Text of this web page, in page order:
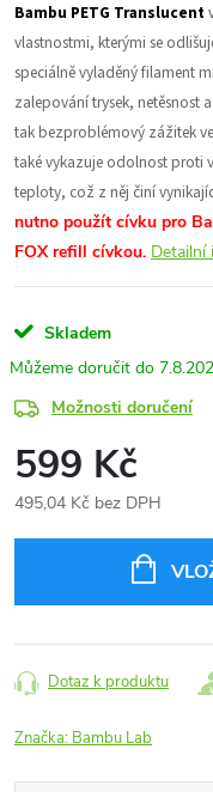
Bambu PETG Translucent
vlastnostmi, kterými se
speciálně vyladěný filament
zalepování trysek, netěsnost
tak bezproblémový zážitek
také vykazuje odolnost proti
teploty, což z něj činí
nutno použít cívku pro
FOX refill cívkou. Detailní
Skladem
Možnosti doručení
599 Kč
495,04 Kč bez DPH
Dotaz k produktu
Značka: Bambu Lab